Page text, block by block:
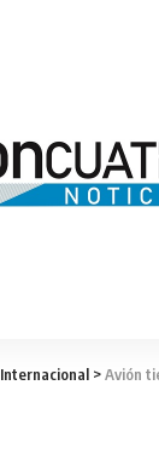
Internacional >Avión